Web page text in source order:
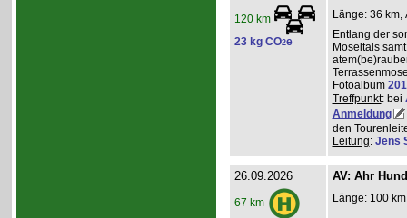
120 km
23 kg CO2e
Länge: 36 km,
Entlang der
Moseltals
Fotoalbum
Treffpunkt: bei
Anmeldung
den
Leitung: Jens
26.09.2026
67 km
AV: Ahr
Länge: 100